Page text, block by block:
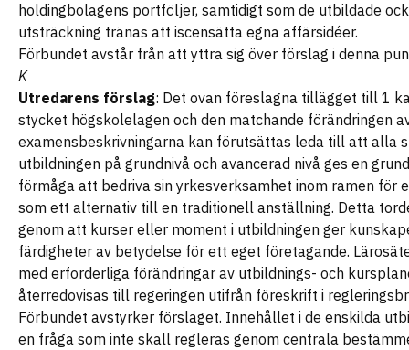
holdingbolagens portföljer, samtidigt som de utbildade
utsträckning tränas att iscensätta egna affärsidéer.
Förbundet avstår från att yttra sig över förslag i denna
K
Utredarens förslag: Det ovan föreslagna tillägget till 1
stycket högskolelagen och den matchande förändringen
examensbeskrivningarna kan förutsättas leda till att alla
utbildningen på grundnivå och avancerad nivå ges en
förmåga att bedriva sin yrkesverksamhet inom ramen för
som ett alternativ till en traditionell anställning. Detta
genom att kurser eller moment i utbildningen ger
färdigheter av betydelse för ett eget företagande.
med erforderliga förändringar av utbildnings- och
återredovisas till regeringen utifrån föreskrift i
Förbundet avstyrker förslaget. Innehållet i de enskilda
en fråga som inte skall regleras genom centrala